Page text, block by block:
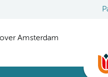
Amsterdam